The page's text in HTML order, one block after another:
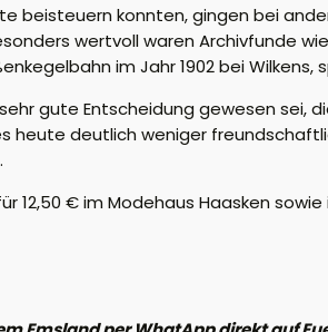
beisteuern konnten, gingen bei
wertvoll waren Archivfunde
im Jahr 1902 bei
gute Entscheidung gewesen sei,
heute deutlich weniger
12,50 €im Modehaus Haasken sowie